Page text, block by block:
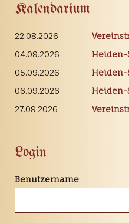
Kalendarium
22.08.2026
04.09.2026
Heiden-
05.09.2026
Heiden-
06.09.2026
Heiden-
27.09.2026
Login
Benutzername